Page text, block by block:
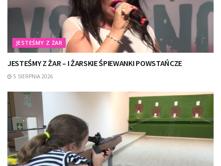
JESTEŚMY Z ŻAR
JESTEŚMY Z ŻAR – I ŻARSKIE ŚPIEWANKI POWSTAŃCZE
5 SIERPNIA 2026